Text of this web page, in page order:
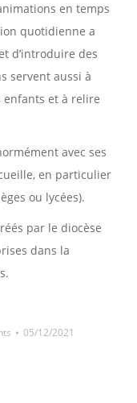
en temps
quotidienne a
d’introduire des
servent aussi à
enfants et à relire
avec ses
en particulier
ou lycées).
par le diocèse
dans la
05/12/2021